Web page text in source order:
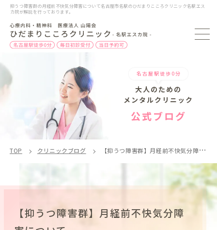
抑うつ障害群の月経前不快気分障害について名古屋市名駅のひだまりこころクリニック名駅エス
カ院が解説を行っております。
名古屋駅徒歩0分
大人のための
メンタルクリニック
公式ブログ
TOP クリニックブログ 【抑うつ障害群】月経前不快気分障害について
【抑うつ障害群】月経前不快気分障